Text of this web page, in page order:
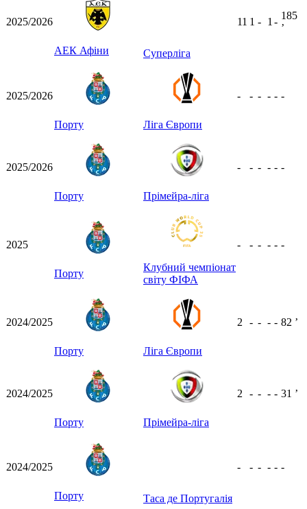
2025/2026
АЕК Афіни Суперліга
11 1 - 1 -
185
ʼ
2025/2026
Порту Ліга Європи
- - - - - -
2025/2026
Порту Прімейра-ліга
- - - - - -
2025
Порту
Клубний чемпіонат
світу ФІФА
- - - - - -
2024/2025
Порту Ліга Європи
2 - - - - 82 ʼ
2024/2025
Порту Прімейра-ліга
2 - - - - 31 ʼ
2024/2025
Порту Таса де Португалія
- - - - - -